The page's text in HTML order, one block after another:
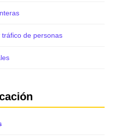
de personas